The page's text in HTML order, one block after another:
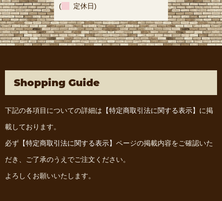
( 定休日)
Shopping Guide
下記の各項目についての詳細は 【特定商取引法に関する表示】 に掲
載しております。
必ず 【特定商取引法に関する表示】 ページの掲載内容をご確認いた
だき、ご了承のうえでご注文ください。
よろしくお願いいたします。